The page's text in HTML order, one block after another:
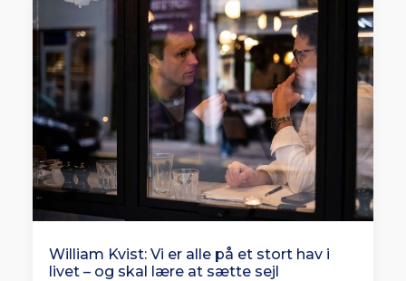
William Kvist: Vi er alle på et stort hav i
livet – og skal lære at sætte sejl